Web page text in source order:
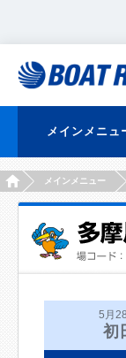
メインメニュ
HOMEメインメニュー
5月
初